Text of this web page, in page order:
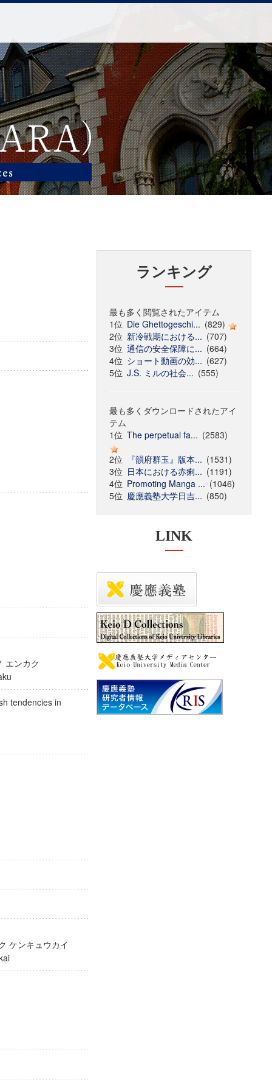
エンカク
tendencies in
ケンキュウカイ
ランキング
最も多く閲覧されたアイテム
1位 Die Ghettogeschi... (829)
2位 新冷戦期における... (707)
3位 通信の安全保障に... (664)
4位 ショート動画の効... (627)
5位 J.S. ミルの社会... (555)
最も多くダウンロードされたアイ
テム
1位 The perpetual fa... (2583)
2位
『韻府群玉』版本... (1531)
3位 日本における赤痢... (1191)
4位 Promoting Manga ... (1046)
5位 慶應義塾大学日吉... (850)
LINK